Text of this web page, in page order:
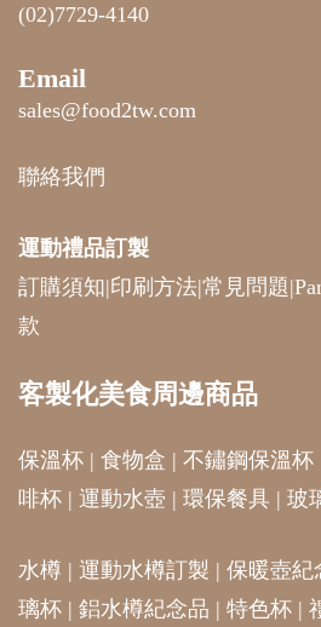
(02)7729-4140
Email
sales@food2tw.com
聯絡我們
運動禮品訂製
訂購須知|印刷方法|常見問題|
款
客製化美食周邊商品
保溫杯 | 食物盒 | 不鏽鋼保溫杯
啡杯 | 運動水壺 | 環保餐具 | 玻
水樽 | 運動水樽訂製 | 保暖壺紀
璃杯 | 鋁水樽紀念品 | 特色杯 |